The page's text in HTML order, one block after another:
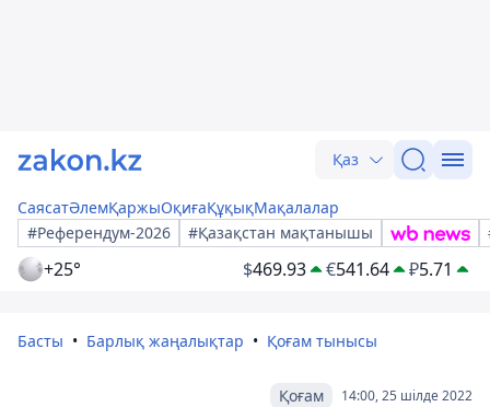
Қаз
СаясатӘлемҚаржыОқиғаҚұқықМақалалар
#Референдум-2026
#Қазақстан мақтанышы
+25° $469.93 €541.64 ₽5.71
Басты Барлық жаңалықтар Қоғам тынысы
14:00, 25 шілде 2022
Қоғам